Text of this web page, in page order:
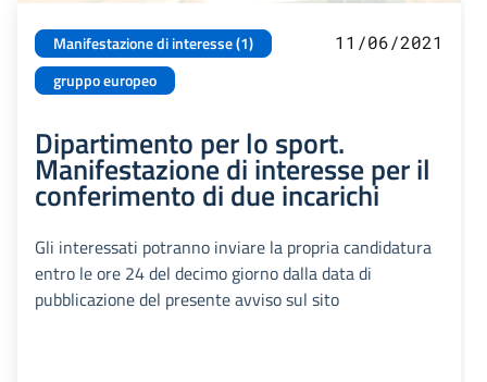
Manifestazione di interesse (1)
gruppo europeo
11/06/2021
Dipartimento per lo sport.
Manifestazione di interesse per il
conferimento di due incarichi
Gli interessati potranno inviare la propria candidatura
entro le ore 24 del decimo giorno dalla data di
pubblicazione del presente avviso sul sito